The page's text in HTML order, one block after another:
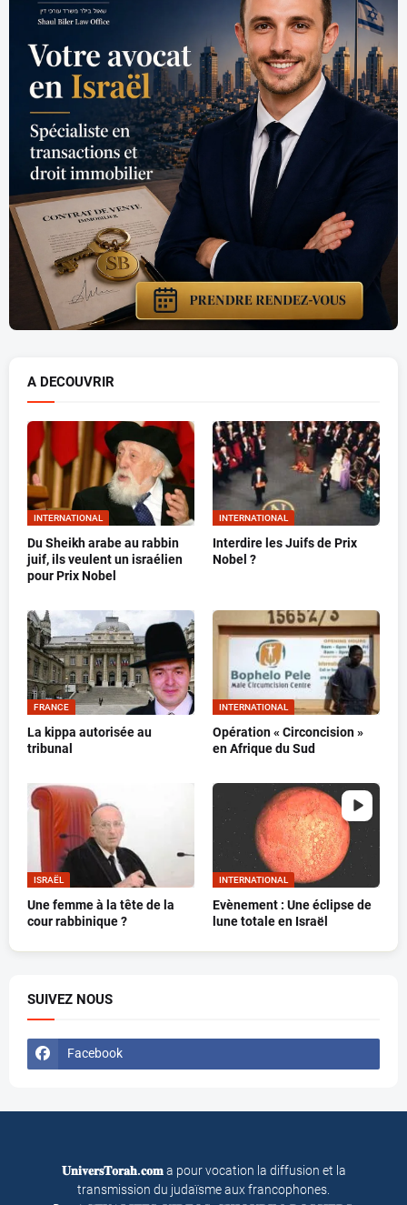
A DECOUVRIR
INTERNATIONAL
Du Sheikh arabe au rabbin
juif, ils veulent un israélien
pour Prix Nobel
INTERNATIONAL
Interdire les Juifs de Prix
Nobel ?
FRANCE
La kippa autorisée au
tribunal
INTERNATIONAL
Opération « Circoncision »
en Afrique du Sud
ISRAËL
Une femme à la tête de la
cour rabbinique ?
INTERNATIONAL
Evènement : Une éclipse de
lune totale en Israël
SUIVEZ NOUS
Facebook
𝐔𝐧𝐢𝐯𝐞𝐫𝐬𝐓𝐨𝐫𝐚𝐡.𝐜𝐨𝐦a pour vocation la diffusion et la
transmission du judaïsme aux francophones.